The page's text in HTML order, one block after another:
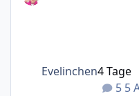
5
Evelinchen4 Tage